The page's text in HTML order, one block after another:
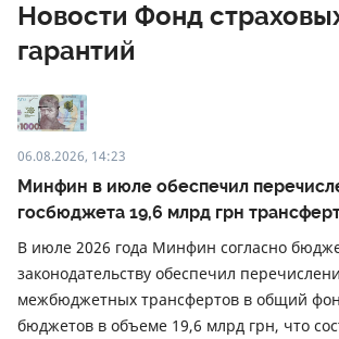
Новости Фонд
гарантий
06.08.2026, 14:23
Минфин в июле обеспечил
госбюджета 19,6 млрд грн
В июле 2026 года Минфин согласно
законодательству обеспечил
межбюджетных трансфертов в общий
бюджетов в объеме 19,6 млрд грн, что